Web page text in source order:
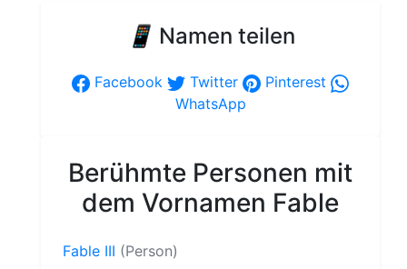
📱 Namen teilen
Facebook Twitter
Pinterest
WhatsApp
Berühmte Personen mit
dem Vornamen Fable
Fable III (Person)